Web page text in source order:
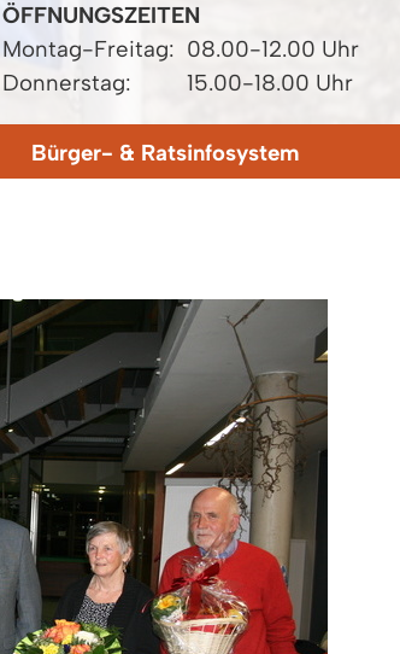
ÖFFNUNGSZEITEN
Montag-Freitag: 08.00-12.00 Uhr
Donnerstag:
15.00-18.00 Uhr
Bürger- & Ratsinfosystem